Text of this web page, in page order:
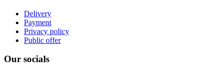
Delivery
Payment
Privacy policy
Public offer
Our socials